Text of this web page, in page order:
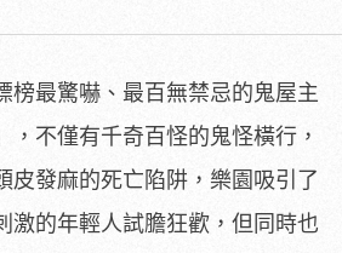
榜最驚嚇、最百無禁忌的鬼屋主
，不僅有千奇百怪的鬼怪橫行，
皮發麻的死亡陷阱，樂園吸引了
激的年輕人試膽狂歡，但同時也